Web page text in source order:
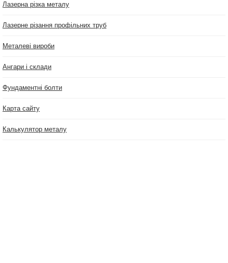
Лазерна різка металу
Лазерне різання профільних труб
Металеві вироби
Ангари і склади
Фундаментні болти
Карта сайту
Калькулятор металу